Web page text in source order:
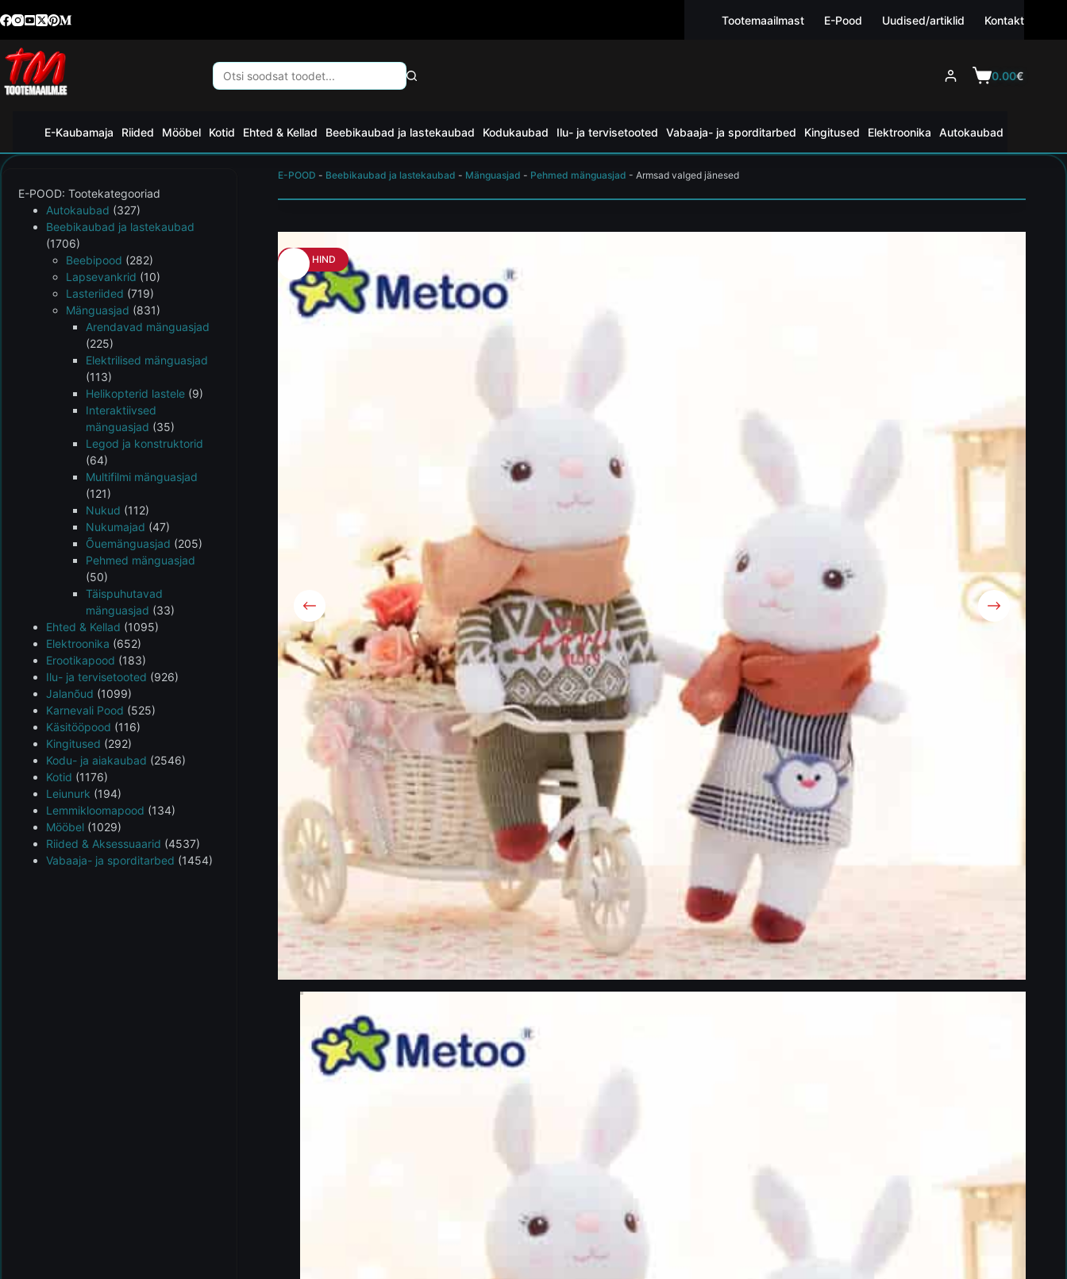
Tootemaailmast E-Pood Uudised/artiklid Kontakt
0.00€
E-Kaubamaja Riided Mööbel Kotid Ehted & Kellad Beebikaubad ja lastekaubad Kodukaubad Ilu- ja tervisetooted Vabaaja- ja sporditarbed Kingitused Elektroonika Autokaubad
E-POOD - Beebikaubad ja lastekaubad - Mänguasjad - Pehmed mänguasjad -Armsad valged jänesed
HEA HIND
E-POOD: Tootekategooriad
Autokaubad (327)
Beebikaubad ja lastekaubad
(1706)
Beebipood (282)
Lapsevankrid (10)
Lasteriided (719)
Mänguasjad (831)
Arendavad mänguasjad
(225)
Elektrilised mänguasjad
(113)
Helikopterid lastele (9)
Interaktiivsed
mänguasjad (35)
Legod ja konstruktorid
(64)
Multifilmi mänguasjad
(121)
Nukud (112)
Nukumajad (47)
Õuemänguasjad (205)
Pehmed mänguasjad
(50)
Täispuhutavad
mänguasjad (33)
Ehted & Kellad (1095)
Elektroonika (652)
Erootikapood (183)
Ilu- ja tervisetooted (926)
Jalanõud (1099)
Karnevali Pood (525)
Käsitööpood (116)
Kingitused (292)
Kodu- ja aiakaubad (2546)
Kotid (1176)
Leiunurk (194)
Lemmikloomapood (134)
Mööbel (1029)
Riided & Aksessuaarid (4537)
Vabaaja- ja sporditarbed (1454)